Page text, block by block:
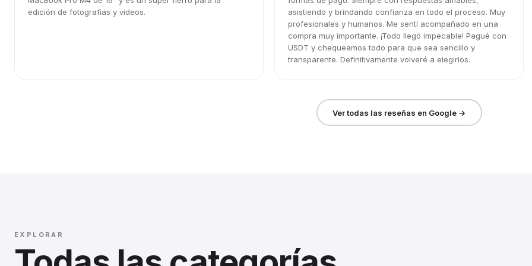
edición de fotografías y videos.
asistiendo y brindando confianza en todo el proceso. Muy
profesionales y humanos. Me sentí acompañado en una
compra muy importante. ¡Todo llegó impecable! Pagué con
USDT y chequeamos todo para que sea sencillo y
transparente. Definitivamente volveré a elegirlos.
Ver todas las reseñas en Google →
EXPLORAR